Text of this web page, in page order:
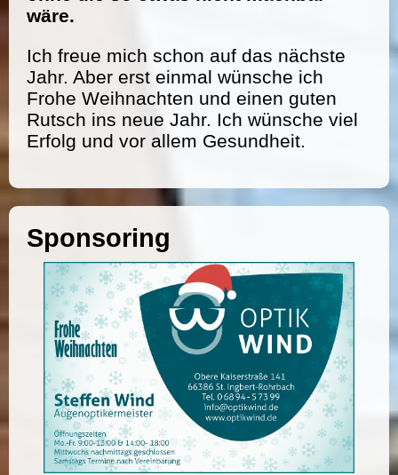
wäre.
Ich freue mich schon auf das nächste
Jahr. Aber erst einmal wünsche ich
Frohe Weihnachten und einen guten
Rutsch ins neue Jahr. Ich wünsche viel
Erfolg und vor allem Gesundheit.
Sponsoring